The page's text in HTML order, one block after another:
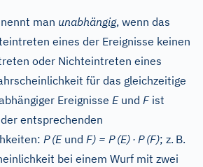
man unabhängig, wenn das
eines der Ereignisse keinen
oder Nichteintreten eines
für das gleichzeitige
Ereignisse Eund Fist
entsprechenden
P (Eund F) = P (E) · P (F); z. B.
bei einem Wurf mit zwei